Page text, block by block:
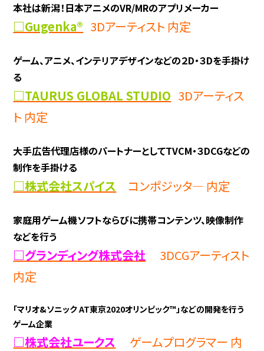
本社は新潟！日本アニメのVR/MRのアプリメーカー
□Gugenka® 3Dアーティスト 内定
ゲーム、アニメ、インテリアデザインなどの２D・３Dを手掛け
る
□TAURUS GLOBAL STUDIO 3Dアーティス
ト 内定
大手広告代理店様のパートナーとしてTVCM・３DCGなどの
制作を手掛ける
□株式会社スパイス コンポジッタ― 内定
家庭用ゲーム機ソフトならびに携帯コンテンツ、映像制作
などを行う
□グランディング株式会社 3DCGアーティスト
内定
「マリオ&ソニック AT東京2020オリンピック™」などの開発を行う
ゲーム企業
□株式会社ユークス ゲームプログラマー 内